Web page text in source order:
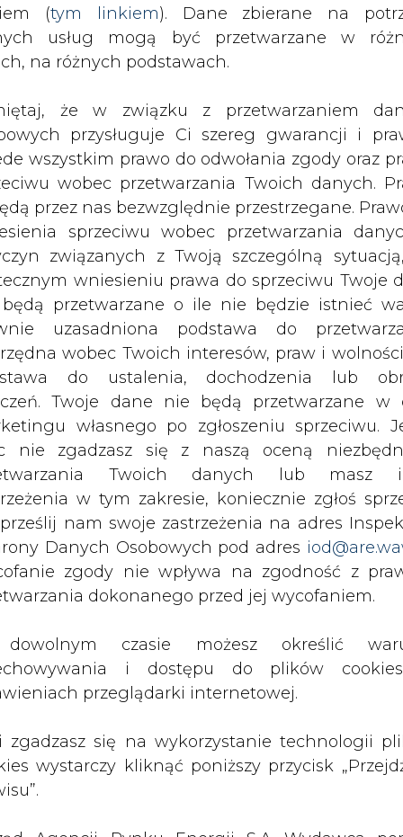
(tym linkiem). Dane zbierane na
usług mogą być przetwarzane w
na różnych podstawach.
że w związku z przetwarzaniem
przysługuje Ci szereg gwarancji i
wszystkim prawo do odwołania zgody oraz
wobec przetwarzania Twoich danych.
przez nas bezwzględnie przestrzegane.
sprzeciwu wobec przetwarzania
związanych z Twoją szczególną
wniesieniu prawa do sprzeciwu Twoje
przetwarzane o ile nie będzie istnieć
uzasadniona podstawa do
wobec Twoich interesów, praw i
do ustalenia, dochodzenia lub
Twoje dane nie będą przetwarzane w
własnego po zgłoszeniu sprzeciwu.
nie zgadzasz się z naszą oceną
Twoich danych lub masz
w tym zakresie, koniecznie zgłoś
prześlij nam swoje zastrzeżenia na adres
Danych Osobowych pod adres
zgody nie wpływa na zgodność z
dokonanego przed jej wycofaniem.
czasie możesz określić
i dostępu do plików
przeglądarki internetowej.
zgadzasz się na wykorzystanie technologii
wystarczy kliknąć poniższy przycisk
gospodarka była dynamiczna, żebyśmy
którymi Polska dysponuje – to
ze sobą współpracować
Ekonomicznego w Karpaczu.
– dodał Zyska, przypominając, iż z
70 proc. wytwarzanej w Polsce energii.
zostanie m.in. program modernizacji
energetycznych. Po rewitalizacji mogę
stabilnej energii elastycznych bloków
rządu ds. odnawialnych źródeł
procesie budowy energetyki odnawialnej. Jak
z odmiennego punktu startowego wobec
a także nieobecności w tym miksie
w ciągu ostatniego 2,5 roku
wielki sukces polskiego rządu, rządu
gospodarki, polskich obywateli
dysponowała ponad 20 gigawatami
w tym ponad 10 gigawatów w